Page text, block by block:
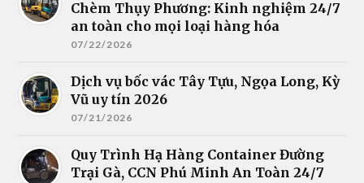
Chèm Thụy Phương: Kinh nghiệm 24/7
an toàn cho mọi loại hàng hóa
07/22/2026
Dịch vụ bốc vác Tây Tựu, Ngọa Long, Kỳ
Vũ uy tín 2026
07/21/2026
Quy Trình Hạ Hàng Container Đường
Trại Gà, CCN Phú Minh An Toàn 24/7